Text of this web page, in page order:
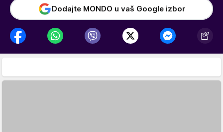
Dodajte MONDO u vaš Google izbor